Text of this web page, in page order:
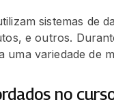
sistemas de
e outros.
uma variedade de
no